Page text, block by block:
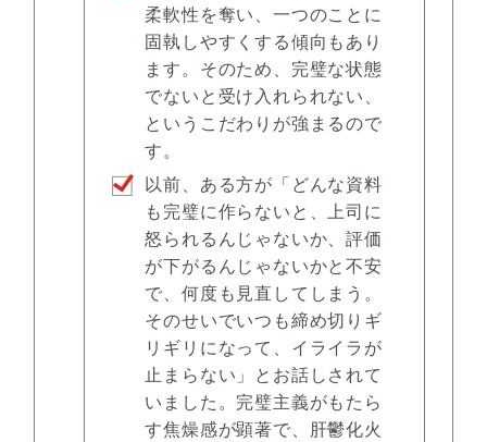
柔軟性を奪い、一つのことに
固執しやすくする傾向もあり
ます。そのため、完璧な状態
でないと受け入れられない、
というこだわりが強まるので
す。
以前、ある方が「どんな資料
も完璧に作らないと、上司に
怒られるんじゃないか、評価
が下がるんじゃないかと不安
で、何度も見直してしまう。
そのせいでいつも締め切りギ
リギリになって、イライラが
止まらない」とお話しされて
いました。完璧主義がもたら
す焦燥感が顕著で、肝鬱化火